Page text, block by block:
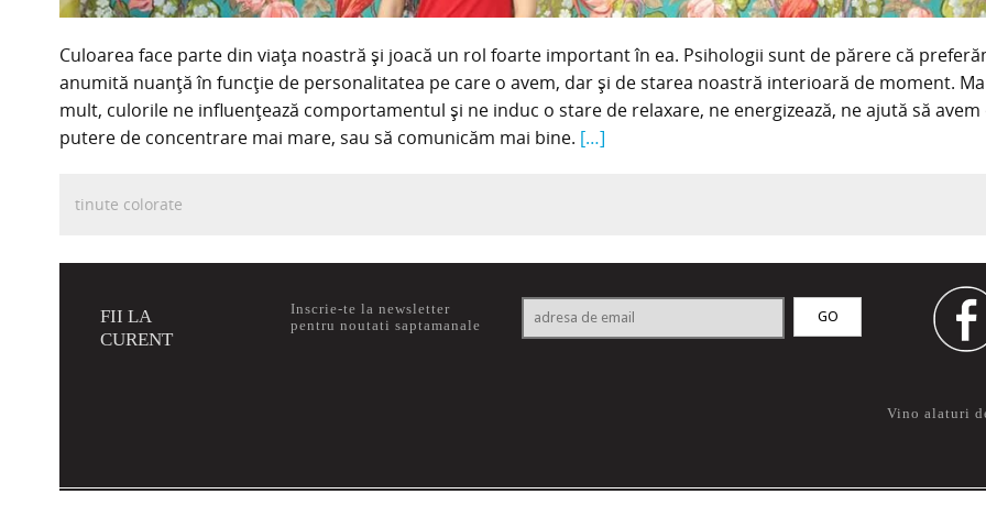
Culoarea face parte din viața noastră și joacă un rol foarte important în ea. Psihologii sunt de părere că
anumită nuanță în funcție de personalitatea pe care o avem, dar și de starea noastră interioară de moment.
mult, culorile ne influențează comportamentul și ne induc o stare de relaxare, ne energizează, ne ajută să avem
putere de concentrare mai mare, sau să comunicăm mai bine. […]
tinute colorate
FII LA
CURENT
Inscrie-te la newsletter
pentru noutati saptamanale
Vino alaturi